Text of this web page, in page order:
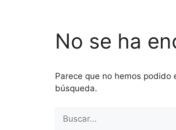
No se ha
Parece que no hemos
búsqueda.